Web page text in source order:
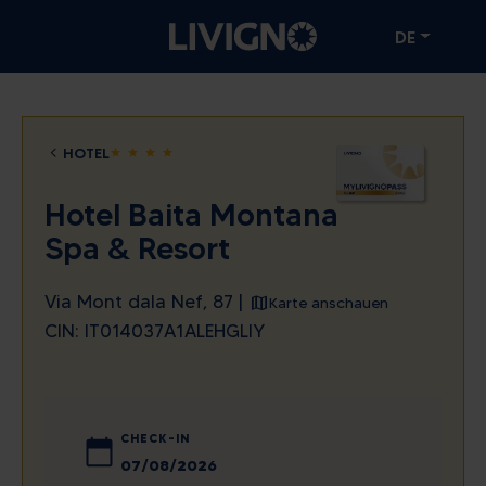
DE
HOTELstar star star star
Hotel Baita Montana
Spa & Resort
Via Mont dala Nef, 87 | Karte anschauen
CIN: IT014037A1ALEHGLIY
CHECK-IN